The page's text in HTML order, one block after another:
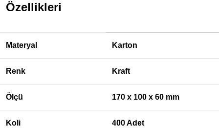
Özellikleri
Materyal Karton
Renk Kraft
Ölçü 170 x 100 x 60 mm
Koli 400 Adet